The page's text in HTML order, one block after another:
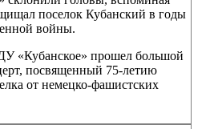
поселок Кубанский в годы
войны.
«Кубанское» прошел большой
посвященный 75-летию
от немецко-фашистских